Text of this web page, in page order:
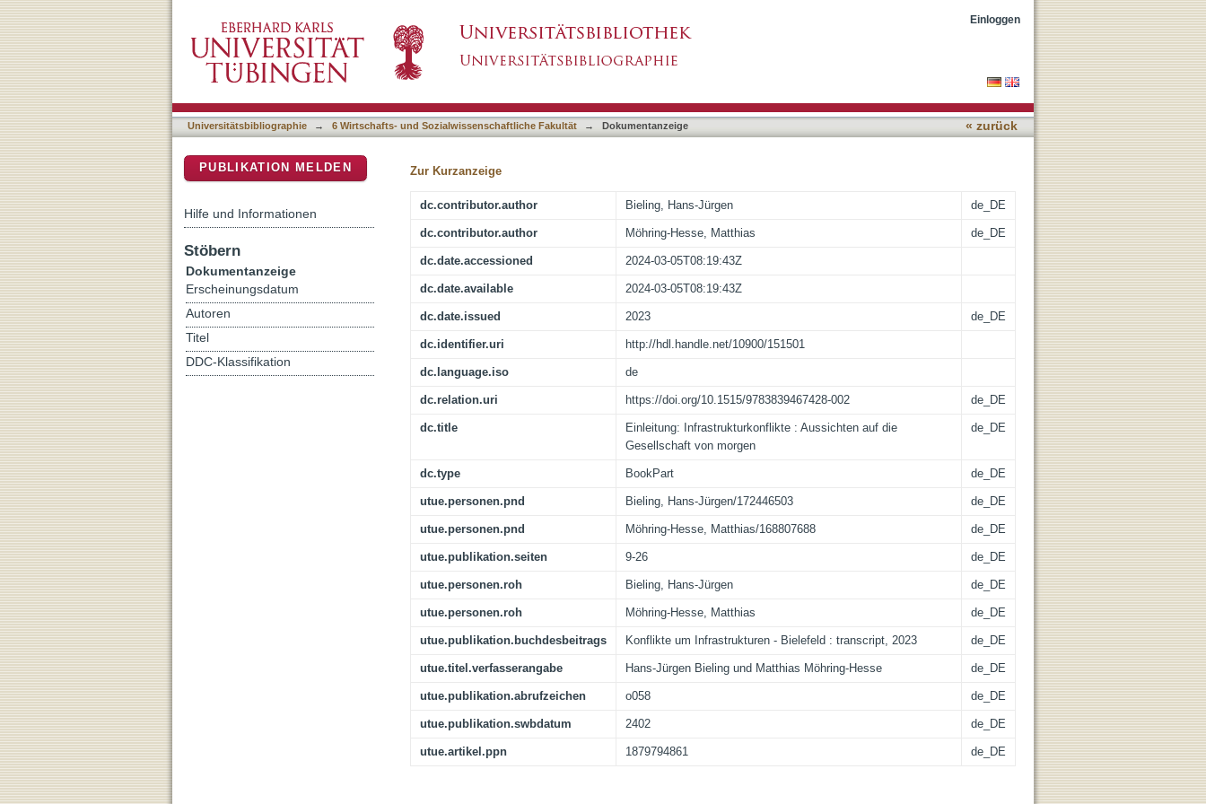
Einloggen
Universitätsbibliographie → 6 Wirtschafts- und Sozialwissenschaftliche Fakultät → Dokumentanzeige « zurück
Zur Kurzanzeige
dc.contributor.author Bieling, Hans-Jürgen de_DE
dc.contributor.author Möhring-Hesse, Matthias de_DE
dc.date.accessioned 2024-03-05T08:19:43Z
dc.date.available 2024-03-05T08:19:43Z
dc.date.issued 2023 de_DE
dc.identifier.uri http://hdl.handle.net/10900/151501
dc.language.iso de
dc.relation.uri https://doi.org/10.1515/9783839467428-002 de_DE
dc.title
Einleitung: Infrastrukturkonflikte : Aussichten auf die
Gesellschaft von morgen
de_DE
dc.type BookPart de_DE
utue.personen.pnd Bieling, Hans-Jürgen/172446503 de_DE
utue.personen.pnd Möhring-Hesse, Matthias/168807688 de_DE
utue.publikation.seiten 9-26 de_DE
utue.personen.roh Bieling, Hans-Jürgen de_DE
utue.personen.roh Möhring-Hesse, Matthias de_DE
utue.publikation.buchdesbeitrags Konflikte um Infrastrukturen - Bielefeld : transcript, 2023 de_DE
utue.titel.verfasserangabe Hans-Jürgen Bieling und Matthias Möhring-Hesse de_DE
utue.publikation.abrufzeichen o058 de_DE
utue.publikation.swbdatum 2402 de_DE
utue.artikel.ppn 1879794861 de_DE
PUBLIKATION MELDEN
Hilfe und Informationen
Stöbern
Dokumentanzeige
Erscheinungsdatum
Autoren
Titel
DDC-Klassifikation